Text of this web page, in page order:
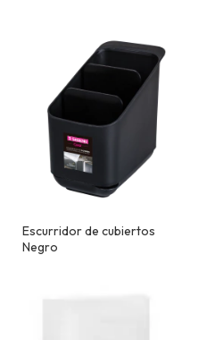
Escurridor de cubiertos
Negro